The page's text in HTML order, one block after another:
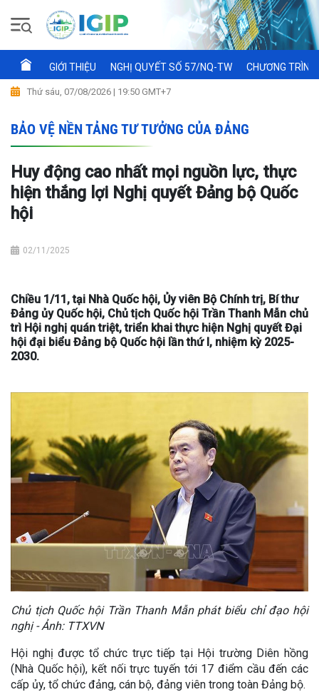
GIỚI THIỆU NGHỊ QUYẾT SỐ 57/NQ-TW CHƯƠNG
Thứ sáu, 07/08/2026 | 19:50 GMT+7
BẢO VỆ NỀN TẢNG TƯ TƯỞNG CỦA ĐẢNG
Huy động cao nhất mọi nguồn lực, thực
hiện thắng lợi Nghị quyết Đảng bộ Quốc
hội
02/11/2025
Chiều 1/11, tại Nhà Quốc hội, Ủy viên Bộ Chính trị, Bí thư
Đảng ủy Quốc hội, Chủ tịch Quốc hội Trần Thanh Mẫn chủ
trì Hội nghị quán triệt, triển khai thực hiện Nghị quyết Đại
hội đại biểu Đảng bộ Quốc hội lần thứ I, nhiệm kỳ 2025-
2030.
Chủ tịch Quốc hội Trần Thanh Mẫn phát biểu chỉ đạo hội
nghị - Ảnh: TTXVN
Hội nghị được tổ chức trực tiếp tại Hội trường Diên hồng
(Nhà Quốc hội), kết nối trực tuyến tới 17 điểm cầu đến các
cấp ủy, tổ chức đảng, cán bộ, đảng viên trong toàn Đảng bộ.